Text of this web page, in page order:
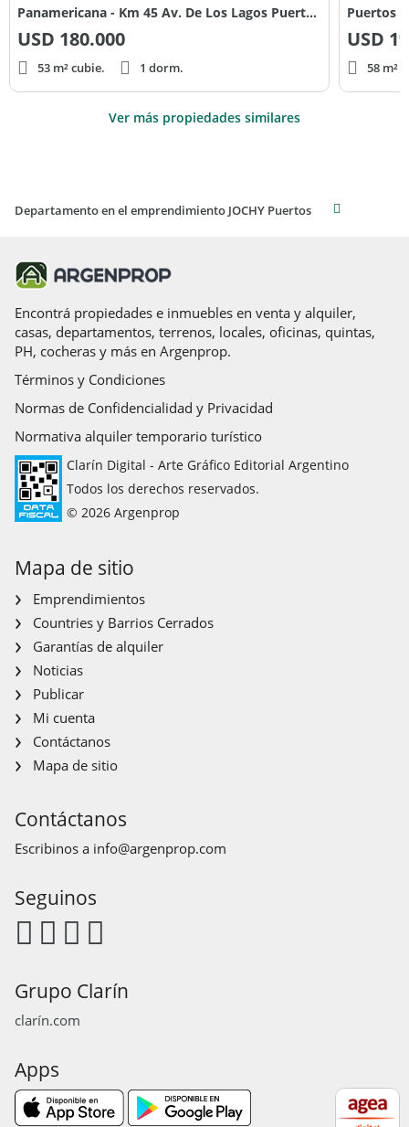
Panamericana - Km 45 Av. De Los Lagos Puertos del Lago
USD 180.000
53 m² cubie. 1 dorm.
Puertos
USD
58 m²
Ver más propiedades similares
Departamento en el emprendimiento JOCHY Puertos
Encontrá propiedades e inmuebles en venta y alquiler,
casas, departamentos, terrenos, locales, oficinas, quintas,
PH, cocheras y más en Argenprop.
Términos y Condiciones
Normas de Confidencialidad y Privacidad
Normativa alquiler temporario turístico
Clarín Digital - Arte Gráfico Editorial Argentino
Todos los derechos reservados.
© 2026 Argenprop
Mapa de sitio
Emprendimientos
Countries y Barrios Cerrados
Garantías de alquiler
Noticias
Publicar
Mi cuenta
Contáctanos
Mapa de sitio
Contáctanos
Escribinos a info@argenprop.com
Seguinos
Grupo Clarín
clarín.com
Apps